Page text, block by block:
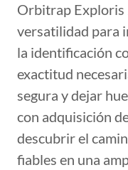
Orbitrap
versatilidad para
la identificación
exactitud
segura y dejar
con adquisición
descubrir el
fiables en una